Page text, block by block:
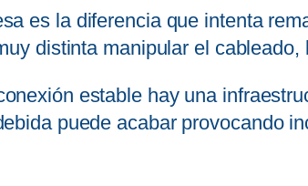
es la diferencia que intenta
distinta manipular el
estable hay una
puede acabar provocando